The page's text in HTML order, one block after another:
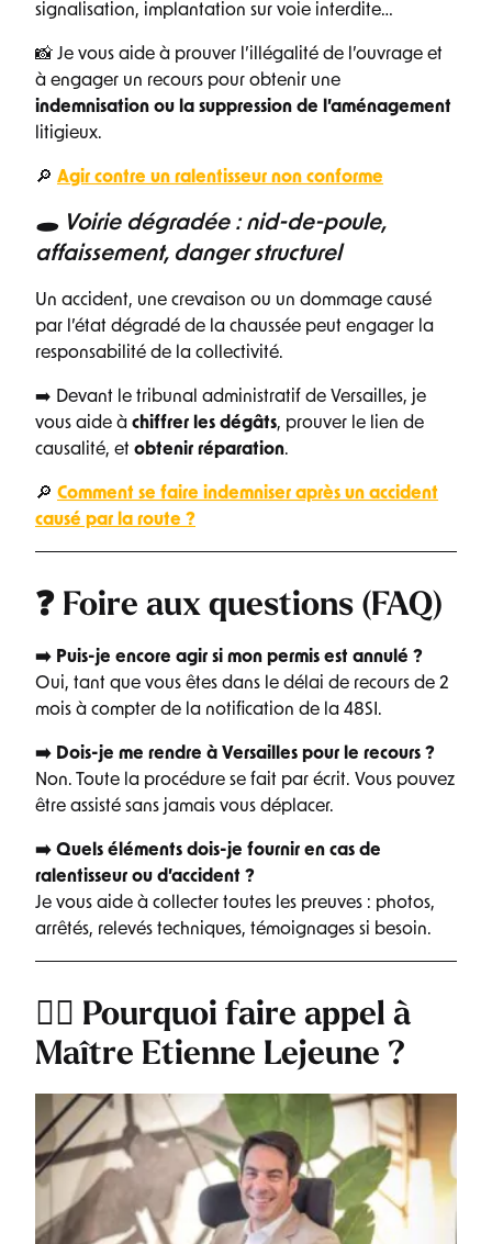
signalisation, implantation sur voie interdite…
📸 Je vous aide à prouver l’illégalité de l’ouvrage et
à engager un recours pour obtenir une
indemnisation ou la suppression de l’aménagement
litigieux.
🔎 Agir contre un ralentisseur non conforme
🕳️ Voirie dégradée : nid-de-poule,
affaissement, danger structurel
Un accident, une crevaison ou un dommage causé
par l’état dégradé de la chaussée peut engager la
responsabilité de la collectivité.
➡️ Devant le tribunal administratif de Versailles, je
vous aide à chiffrer les dégâts, prouver le lien de
causalité, et obtenir réparation.
🔎 Comment se faire indemniser après un accident
causé par la route ?
❓ Foire aux questions (FAQ)
➡️ Puis-je encore agir si mon permis est annulé ?
Oui, tant que vous êtes dans le délai de recours de 2
mois à compter de la notification de la 48SI.
➡️ Dois-je me rendre à Versailles pour le recours ?
Non. Toute la procédure se fait par écrit. Vous pouvez
être assisté sans jamais vous déplacer.
➡️ Quels éléments dois-je fournir en cas de
ralentisseur ou d’accident ?
Je vous aide à collecter toutes les preuves : photos,
arrêtés, relevés techniques, témoignages si besoin.
👨‍⚖️ Pourquoi faire appel à
Maître Etienne Lejeune ?